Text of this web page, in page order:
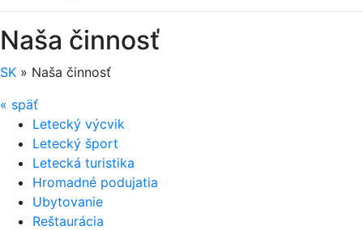
Naša činnosť
SK » Naša činnosť
« späť
Letecký výcvik
Letecký šport
Letecká turistika
Hromadné podujatia
Ubytovanie
Reštaurácia